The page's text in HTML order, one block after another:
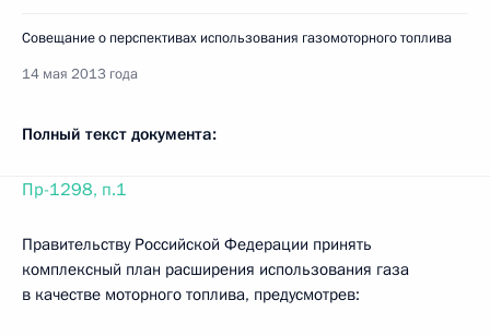
Совещание о перспективах использования газомоторного топлива
14 мая 2013 года
Полный текст документа:
Пр-1298, п.1
Правительству Российской Федерации принять
комплексный план расширения использования газа
в качестве моторного топлива, предусмотрев: